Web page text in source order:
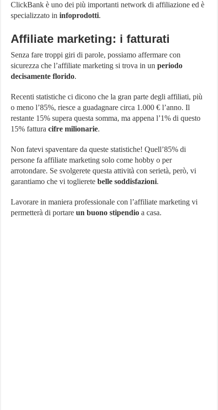
ClickBank è uno dei più importanti network di affiliazione ed è
specializzato ininfoprodotti.
Affiliate marketing: i fatturati
Senza fare troppi giri di parole, possiamo affermare con
sicurezza che l’affiliate marketing si trova in unperiodo
decisamente florido.
Recenti statistiche ci dicono che la gran parte degli affiliati, più
o meno l’85%, riesce a guadagnare circa 1.000 € l’anno. Il
restante 15% supera questa somma, ma appena l’1% di questo
15% fatturacifre milionarie.
Non fatevi spaventare da queste statistiche! Quell’85% di
persone fa affiliate marketing solo come hobby o per
arrotondare. Se svolgerete questa attività con serietà, però, vi
garantiamo che vi toglieretebelle soddisfazioni.
Lavorare in maniera professionale con l’affiliate marketing vi
permetterà di portareun buono stipendio a casa.